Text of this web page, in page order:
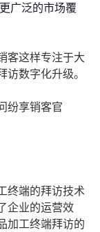
广泛的市场覆
客这样专注于大
数字化升级。
纷享销客官
终端的拜访技术
企业的运营效
加工终端拜访的